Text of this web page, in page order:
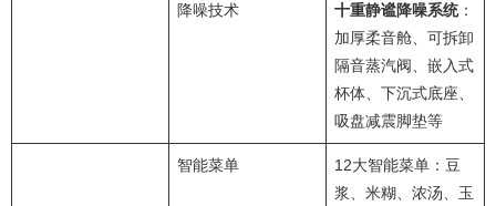
降噪技术 十重静谧降噪系统：
加厚柔音舱、可拆卸
隔音蒸汽阀、嵌入式
杯体、下沉式底座、
吸盘减震脚垫等
智能菜单
12大智能菜单：豆
浆、米糊、浓汤、玉